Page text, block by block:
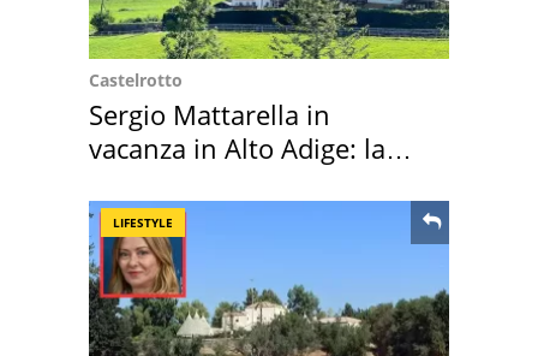
Castelrotto
Sergio Mattarella in
vacanza in Alto Adige: la
LIFESTYLE